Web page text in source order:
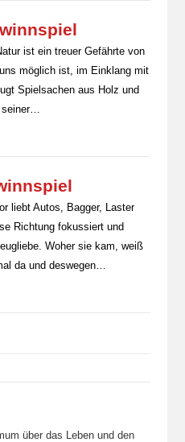
ist ein treuer Gefährte von
möglich ist, im Einklang mit
Spielsachen aus Holz und
seiner…
liebt Autos, Bagger, Laster
Richtung fokussiert und
Woher sie kam, weiß
da und deswegen…
über das Leben und den